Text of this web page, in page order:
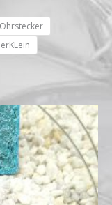
Ohrstecker